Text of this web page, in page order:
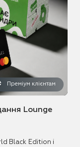
Преміум клієнтам
Lounge
Black Edition і